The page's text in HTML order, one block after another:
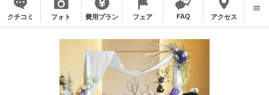
クチコミ フォト 費用プラン フェア FAQ アクセス